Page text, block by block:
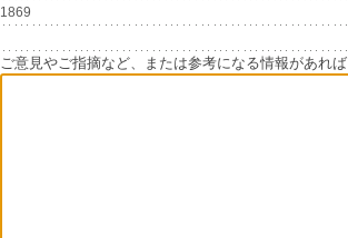
1869
ご意見やご指摘など、または参考になる情報があれ